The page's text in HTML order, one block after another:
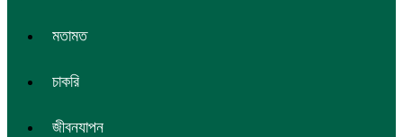
মতামত
চাকরি
জীবনযাপন